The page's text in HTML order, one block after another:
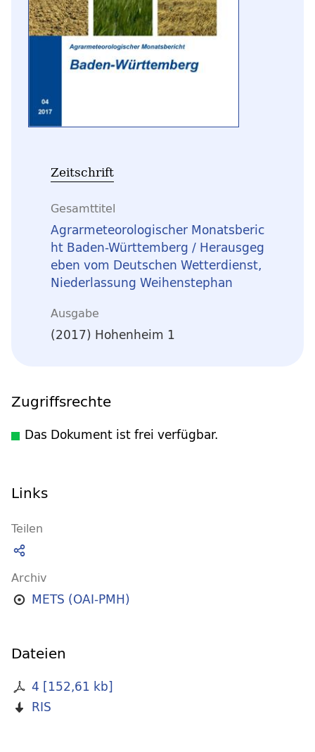
Zeitschrift
Gesamttitel
Agrarmeteorologischer Monatsberic
ht Baden-Württemberg / Herausgeg
eben vom Deutschen Wetterdienst,
Niederlassung Weihenstephan
Ausgabe
(2017) Hohenheim 1
Zugriffsrechte
Das Dokument ist frei verfügbar.
Links
Teilen
Archiv
METS (OAI-PMH)
Dateien
4 [152,61 kb]
RIS